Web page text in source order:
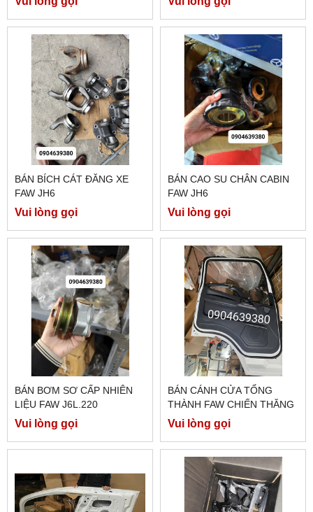
BÁN BÍCH CÁT ĐĂNG XE
FAW JH6
Vui lòng gọi
BÁN CAO SU CHÂN CABIN
FAW JH6
Vui lòng gọi
BÁN BƠM SƠ CẤP NHIÊN
LIỆU FAW J6L.220
Vui lòng gọi
BÁN CÁNH CỬA TỔNG
THÀNH FAW CHIẾN THĂNG
7 TẤN 7
Vui lòng gọi